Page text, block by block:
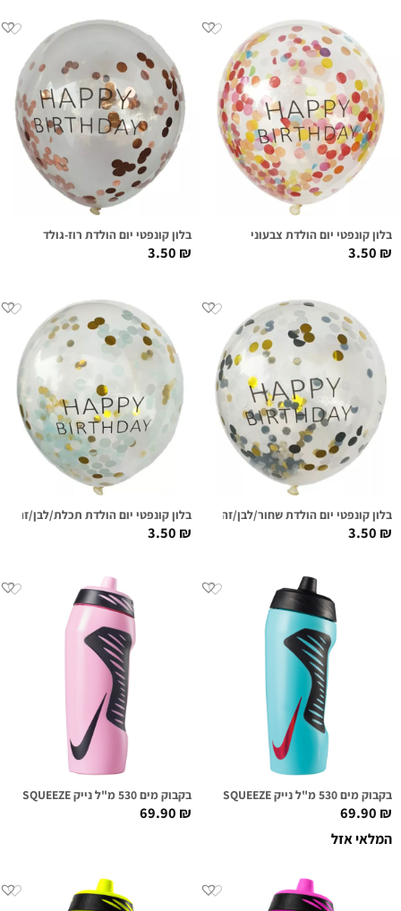
בלון קונפטי יום הולדת צבעוני
3.50₪
בלון קונפטי יום הולדת רוז-גולד
3.50₪
בלון קונפטי יום הולדת שחור/לבן/זהב
3.50₪
בלון קונפטי יום הולדת תכלת/לבן/זהב
3.50₪
בקבוק מים 530 מ"ל נייק NIKE HYPERFUEL SQUEEZE אקווה/אדום מטאלי
69.90₪
המלאי אזל
בקבוק מים 530 מ"ל נייק NIKE HYPERFUEL SQUEEZE ורוד בהיר/שחור
69.90₪